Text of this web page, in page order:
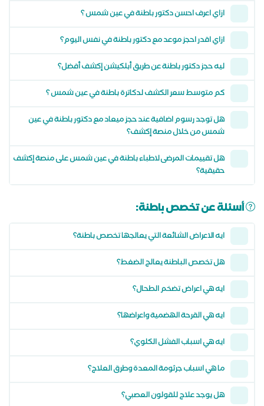
ازاي اعرف احسن دكتور باطنة في عين شمس ؟
ازاي اقدر احجز موعد مع دكتور باطنة في نفس اليوم؟
ليه حجز دكتور باطنة عن طريق أبلكيشن إكشف أفضل؟
كم متوسط سعر الكشف لدكاترة باطنة في عين شمس ؟
هل توجد رسوم اضافية عند حجز ميعاد مع دكتور باطنة في عين
شمس من خلال منصة إكشف؟
هل تقييمات المرضى لاطباء باطنة في عين شمس على منصة إكشف
حقيقية؟
أسئلة عن تخصص باطنة:
ايه الاعراض الشائعة التي يعالجها تخصص باطنة؟
هل تخصص الباطنة يعالج الضغط؟
ايه هي اعراض تضخم الطحال؟
ايه هي القرحة الهضمية واعراضها؟
ايه هي اسباب الفشل الكلوي؟
ما هي اسباب جرثومة المعدة وطرق العلاج؟
هل يوجد علاج للقولون العصبي؟